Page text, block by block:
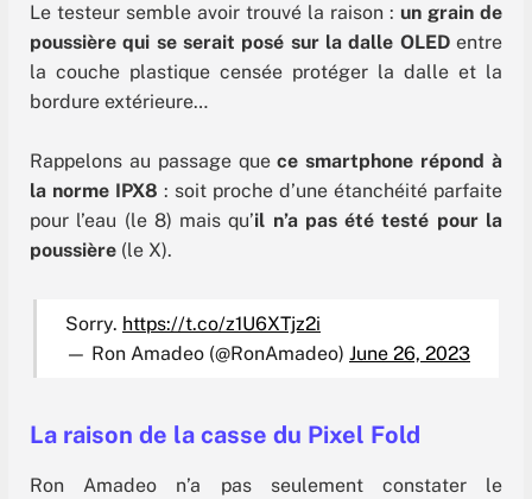
Le testeur semble avoir trouvé la raison : un grain de
poussière qui se serait posé sur la dalle OLEDentre
la couche plastique censée protéger la dalle et la
bordure extérieure…
Rappelons au passage quece smartphone répond à
la norme IPX8 : soit proche d’une étanchéité parfaite
pour l’eau (le 8) mais qu’il n’a pas été testé pour la
poussière (le X).
Sorry. https://t.co/z1U6XTjz2i
— Ron Amadeo (@RonAmadeo) June 26, 2023
La raison de la casse du Pixel Fold
Ron Amadeo n’a pas seulement constater le